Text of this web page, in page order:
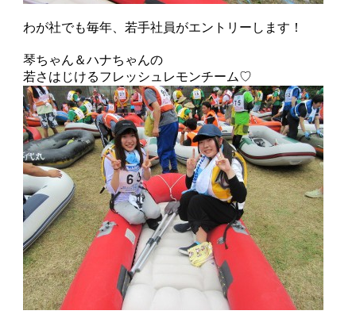
わが社でも毎年、若手社員がエントリーします！
琴ちゃん＆ハナちゃんの
若さはじけるフレッシュレモンチーム♡